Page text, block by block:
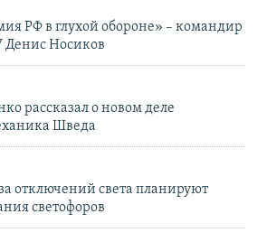
РФ в глухой обороне» – командир
Денис Носиков
рассказал о новом деле
Шведа
отключений света планируют
светофоров